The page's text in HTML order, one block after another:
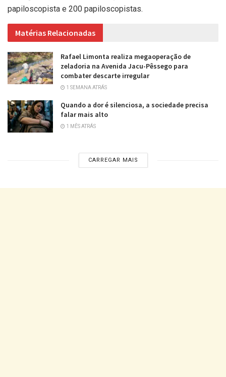
papiloscopista e 200 papiloscopistas.
Matérias Relacionadas
Rafael Limonta realiza megaoperação de
zeladoria na Avenida Jacu-Pêssego para
combater descarte irregular
1 SEMANA ATRÁS
Quando a dor é silenciosa, a sociedade precisa
falar mais alto
1 MÊS ATRÁS
CARREGAR MAIS